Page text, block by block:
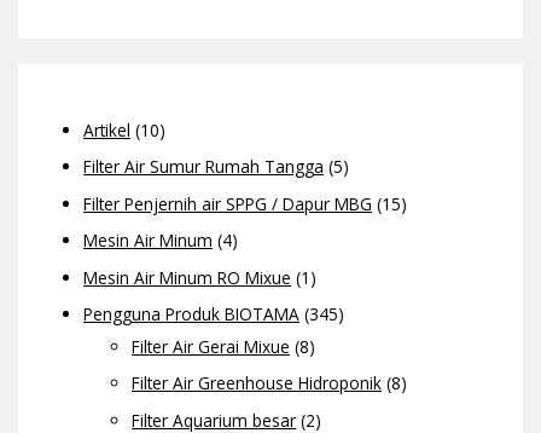
Artikel (10)
Filter Air Sumur Rumah Tangga (5)
Filter Penjernih air SPPG / Dapur MBG (15)
Mesin Air Minum (4)
Mesin Air Minum RO Mixue (1)
Pengguna Produk BIOTAMA (345)
Filter Air Gerai Mixue (8)
Filter Air Greenhouse Hidroponik (8)
Filter Aquarium besar (2)